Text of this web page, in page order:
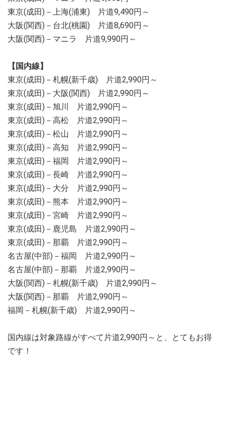
東京(成田)－上海(浦東) 片道9,490円～
大阪(関西)－台北(桃園) 片道8,690円～
大阪(関西)－マニラ 片道9,990円～
【国内線】
東京(成田)－札幌(新千歳) 片道2,990円～
東京(成田)－大阪(関西) 片道2,990円～
東京(成田)－旭川 片道2,990円～
東京(成田)－高松 片道2,990円～
東京(成田)－松山 片道2,990円～
東京(成田)－高知 片道2,990円～
東京(成田)－福岡 片道2,990円～
東京(成田)－長崎 片道2,990円～
東京(成田)－大分 片道2,990円～
東京(成田)－熊本 片道2,990円～
東京(成田)－宮崎 片道2,990円～
東京(成田)－鹿児島 片道2,990円～
東京(成田)－那覇 片道2,990円～
名古屋(中部)－福岡 片道2,990円～
名古屋(中部)－那覇 片道2,990円～
大阪(関西)－札幌(新千歳) 片道2,990円～
大阪(関西)－那覇 片道2,990円～
福岡－札幌(新千歳) 片道2,990円～
国内線は対象路線がすべて片道2,990円～と、とてもお得
です！